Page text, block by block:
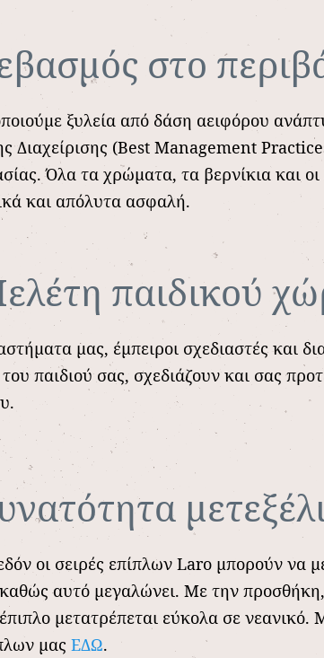
στο
ξυλεία από δάση αειφόρου
Διαχείρισης (Best Management
Όλα τα χρώματα, τα βερνίκια και
και απόλυτα ασφαλή.
παιδικού
μας, έμπειροι σχεδιαστές και
παιδιού σας, σχεδιάζουν και σας
οι σειρές επίπλων Laro μπορούν να
καθώς αυτό μεγαλώνει. Με την
μετατρέπεται εύκολα σε
μας ΕΔΩ.